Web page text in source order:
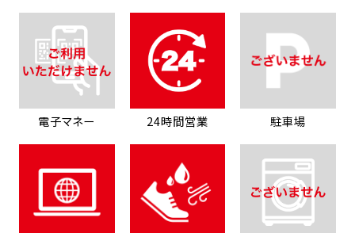
電子マネー 24時間営業 駐車場